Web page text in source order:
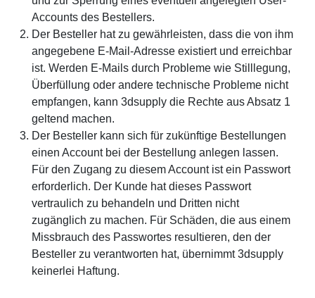
Accounts des Bestellers.
Der Besteller hat zu gewährleisten, dass die von ihm
angegebene E-Mail-Adresse existiert und erreichbar
ist. Werden E-Mails durch Probleme wie Stilllegung,
Überfüllung oder andere technische Probleme nicht
empfangen, kann 3dsupply die Rechte aus Absatz 1
geltend machen.
Der Besteller kann sich für zukünftige Bestellungen
einen Account bei der Bestellung anlegen lassen.
Für den Zugang zu diesem Account ist ein Passwort
erforderlich. Der Kunde hat dieses Passwort
vertraulich zu behandeln und Dritten nicht
zugänglich zu machen. Für Schäden, die aus einem
Missbrauch des Passwortes resultieren, den der
Besteller zu verantworten hat, übernimmt 3dsupply
keinerlei Haftung.